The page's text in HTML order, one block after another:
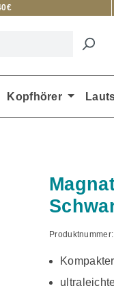
Kopfhörer
Produktnummer: